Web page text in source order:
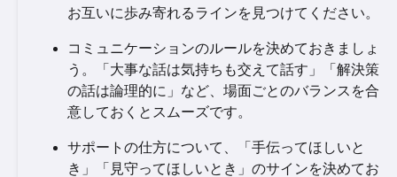
お互いに歩み寄れるラインを見つけてください。
コミュニケーションのルールを決めておきましょ
う。「大事な話は気持ちも交えて話す」「解決策
の話は論理的に」など、場面ごとのバランスを合
意しておくとスムーズです。
サポートの仕方について、「手伝ってほしいと
き」「見守ってほしいとき」のサインを決めてお